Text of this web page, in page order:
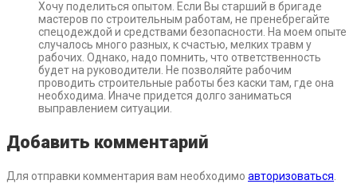
Хочу поделиться опытом. Если Вы старший в бригаде
мастеров по строительным работам, не пренебрегайте
спецодеждой и средствами безопасности. На моем опыте
случалось много разных, к счастью, мелких травм у
рабочих. Однако, надо помнить, что ответственность
будет на руководители. Не позволяйте рабочим
проводить строительные работы без каски там, где она
необходима. Иначе придется долго заниматься
выправлением ситуации.
Добавить комментарий
Для отправки комментария вам необходимо авторизоваться